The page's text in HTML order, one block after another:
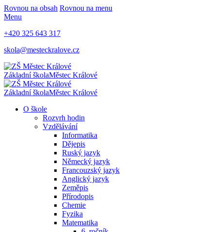
Rovnou na obsah Rovnou na menu
Menu
+420 325 643 317
skola@mesteckralove.cz
Základní školaMěstec Králové
Základní školaMěstec Králové
O škole
Rozvrh hodin
Vzdělávání
Informatika
Dějepis
Ruský jazyk
Německý jazyk
Francouzský jazyk
Anglický jazyk
Zeměpis
Přírodopis
Chemie
Fyzika
Matematika